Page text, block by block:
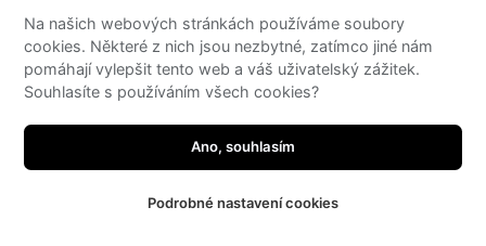
Na našich webových stránkách používáme soubory
cookies. Některé z nich jsou nezbytné, zatímco jiné nám
pomáhají vylepšit tento web a váš uživatelský zážitek.
Souhlasíte s používáním všech cookies?
Ano, souhlasím
Podrobné nastavení cookies